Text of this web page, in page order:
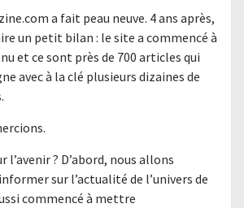
a fait peau neuve. 4 ans après,
un petit bilan : le site a commencé à
et ce sont près de 700 articles qui
avec à la clé plusieurs dizaines de
? D’abord, nous allons
sur l’actualité de l’univers de
commencé à mettre